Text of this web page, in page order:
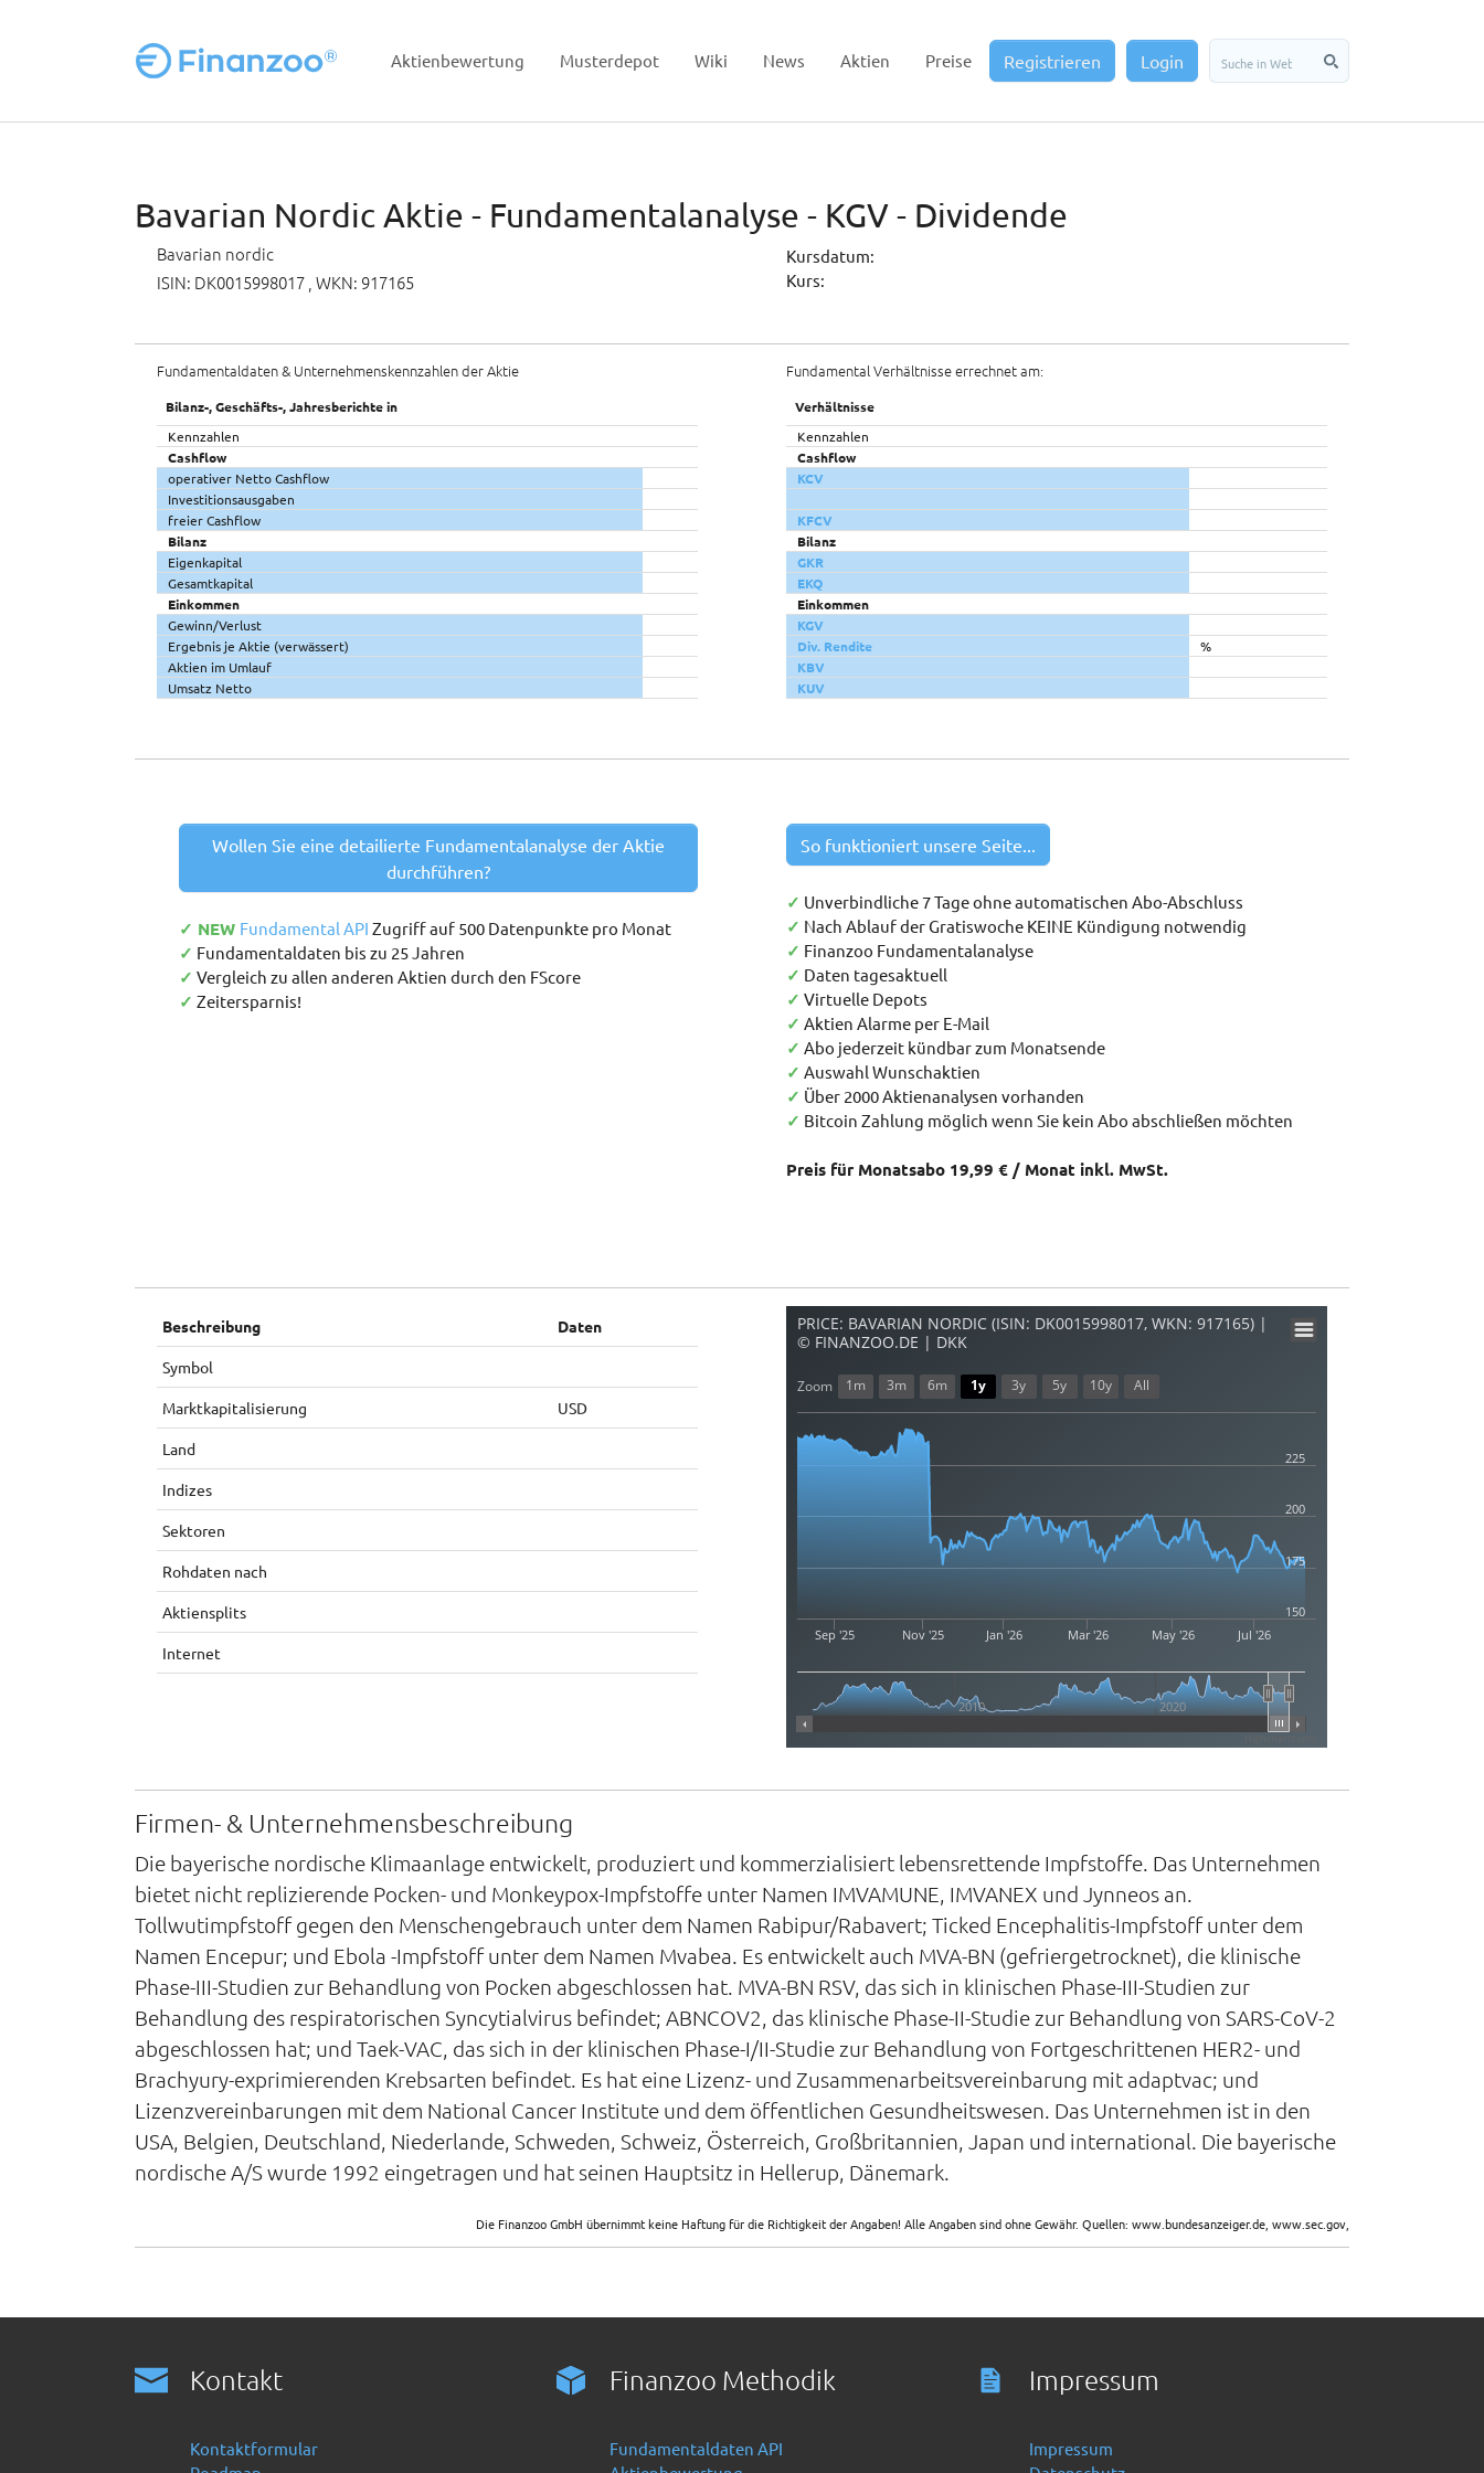
Aktienbewertung Musterdepot Wiki News Aktien Preise Registrieren Login
Bavarian Nordic Aktie - Fundamentalanalyse - KGV - Dividende
Bavarian nordic
ISIN: DK0015998017 , WKN: 917165
Kursdatum:
Kurs:
Fundamentaldaten & Unternehmenskennzahlen der Aktie
Bilanz-, Geschäfts-, Jahresberichte in
Kennzahlen
Cashflow
operativer Netto Cashflow
Investitionsausgaben
freier Cashflow
Bilanz
Eigenkapital
Gesamtkapital
Einkommen
Gewinn/Verlust
Ergebnis je Aktie (verwässert)
Aktien im Umlauf
Umsatz Netto
Fundamental Verhältnisse errechnet am:
Verhältnisse
Kennzahlen
Cashflow
KCV
KFCV
Bilanz
GKR
EKQ
Einkommen
KGV
Div. Rendite
%
KBV
KUV
Wollen Sie eine detailierte Fundamentalanalyse der Aktie
durchführen?
✓ NEW Fundamental API Zugriff auf 500 Datenpunkte pro Monat
✓ Fundamentaldaten bis zu 25 Jahren
✓ Vergleich zu allen anderen Aktien durch den FScore
✓ Zeitersparnis!
So funktioniert unsere Seite...
✓ Unverbindliche 7 Tage ohne automatischen Abo-Abschluss
✓ Nach Ablauf der Gratiswoche KEINE Kündigung notwendig
✓ Finanzoo Fundamentalanalyse
✓ Daten tagesaktuell
✓ Virtuelle Depots
✓ Aktien Alarme per E-Mail
✓ Abo jederzeit kündbar zum Monatsende
✓ Auswahl Wunschaktien
✓ Über 2000 Aktienanalysen vorhanden
✓ Bitcoin Zahlung möglich wenn Sie kein Abo abschließen möchten
Preis für Monatsabo 19,99 € / Monat inkl. MwSt.
Beschreibung Daten
Symbol
Marktkapitalisierung USD
Land
Indizes
Sektoren
Rohdaten nach
Aktiensplits
Internet
PRICE: BAVARIAN NORDIC (ISIN: DK0015998017, WKN: 917165) |
© FINANZOO.DE | DKK
Sep '25 Nov '25 Jan '26 Mar '26 May '26 Jul '26
2010 2020
200
150
175
225
Zoom 1m 3m 6m 1y 3y 5y 10y All
Firmen- & Unternehmensbeschreibung
Die bayerische nordische Klimaanlage entwickelt, produziert und kommerzialisiert lebensrettende Impfstoffe. Das Unternehmen
bietet nicht replizierende Pocken- und Monkeypox-Impfstoffe unter Namen IMVAMUNE, IMVANEX und Jynneos an.
Tollwutimpfstoff gegen den Menschengebrauch unter dem Namen Rabipur/Rabavert; Ticked Encephalitis-Impfstoff unter dem
Namen Encepur; und Ebola -Impfstoff unter dem Namen Mvabea. Es entwickelt auch MVA-BN (gefriergetrocknet), die klinische
Phase-III-Studien zur Behandlung von Pocken abgeschlossen hat. MVA-BN RSV, das sich in klinischen Phase-III-Studien zur
Behandlung des respiratorischen Syncytialvirus befindet; ABNCOV2, das klinische Phase-II-Studie zur Behandlung von SARS-CoV-2
abgeschlossen hat; und Taek-VAC, das sich in der klinischen Phase-I/II-Studie zur Behandlung von Fortgeschrittenen HER2- und
Brachyury-exprimierenden Krebsarten befindet. Es hat eine Lizenz- und Zusammenarbeitsvereinbarung mit adaptvac; und
Lizenzvereinbarungen mit dem National Cancer Institute und dem öffentlichen Gesundheitswesen. Das Unternehmen ist in den
USA, Belgien, Deutschland, Niederlande, Schweden, Schweiz, Österreich, Großbritannien, Japan und international. Die bayerische
nordische A/S wurde 1992 eingetragen und hat seinen Hauptsitz in Hellerup, Dänemark.
Die Finanzoo GmbH übernimmt keine Haftung für die Richtigkeit der Angaben! Alle Angaben sind ohne Gewähr. Quellen: www.bundesanzeiger.de, www.sec.gov,
Kontakt
Kontaktformular
Finanzoo Methodik
Fundamentaldaten API
Impressum
Impressum